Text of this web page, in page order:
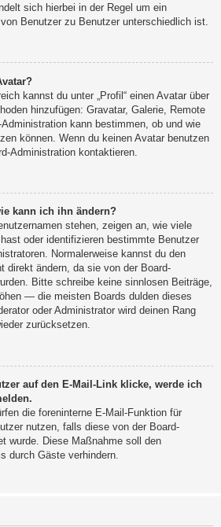
sich hierbei in der Regel um ein
Benutzer zu Benutzer unterschiedlich ist.
kannst du unter „Profil“ einen Avatar über
hinzufügen: Gravatar, Galerie, Remote
kann bestimmen, ob und wie
können. Wenn du keinen Avatar benutzen
Administration kontaktieren.
kann ich ihn ändern?
stehen, zeigen an, wie viele
oder identifizieren bestimmte Benutzer
Normalerweise kannst du den
direkt ändern, da sie von der Board-
Bitte schreibe keine sinnlosen Beiträge,
— die meisten Boards dulden dieses
oder Administrator wird deinen Rang
zurücksetzen.
auf den E-Mail-Link klicke, werde ich
die foreninterne E-Mail-Funktion für
nutzen, falls diese von der Board-
wurde. Diese Maßnahme soll den
durch Gäste verhindern.